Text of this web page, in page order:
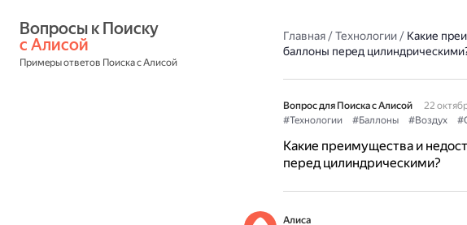
с Алисой
Примеры ответов Поиска с Алисой
Главная/Технологии/ Какие
баллоны перед
Вопрос для Поиска с Алисой
22
#Технологии
#Баллоны #Воздух
Какие преимущества и
перед цилиндрическими?
Алиса